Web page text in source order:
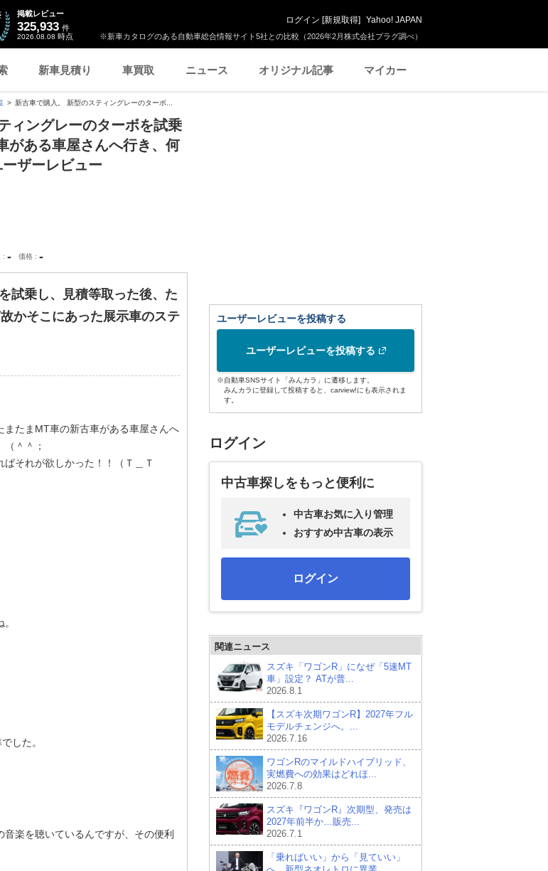
※新車カタログのある自動車総合情報サイト5社との比較（2026年2月株式会社プラグ調べ）
掲載レビュー
325,933 件
2026.08.08 時点
ログイン [新規取得] Yahoo! JAPAN
新車見積り 車買取 ニュース オリジナル記事 マイカー
新古車で購入。 新型のスティングレーのターボ...
ィングレーのターボを試乗
がある車屋さんへ行き、何
ザーレビュー
- 価格 -
試乗し、見積等取った後、た
かそこにあった展示車のステ
たまMT車の新古車がある車屋さんへ
＾＾；
ばそれが欲しかった！！（Ｔ＿Ｔ
した。
楽を聴いているんですが、その便利
ユーザーレビューを投稿する
ユーザーレビューを投稿する
※自動車SNSサイト「みんカラ」に遷移します。
みんカラに登録して投稿すると、carview!にも表示されま
す。
ログイン
中古車探しをもっと便利に
中古車お気に入り管理
おすすめ中古車の表示
ログイン
関連ニュース
スズキ「ワゴンR」になぜ「5速MT
車」設定？ ATが普...
2026.8.1
【スズキ次期ワゴンR】2027年フル
モデルチェンジへ。...
2026.7.16
ワゴンRのマイルドハイブリッド、
実燃費への効果はどれほ...
2026.7.8
スズキ『ワゴンR』次期型、発売は
2027年前半か…販売...
2026.7.1
「乗ればいい」から「見ていい」